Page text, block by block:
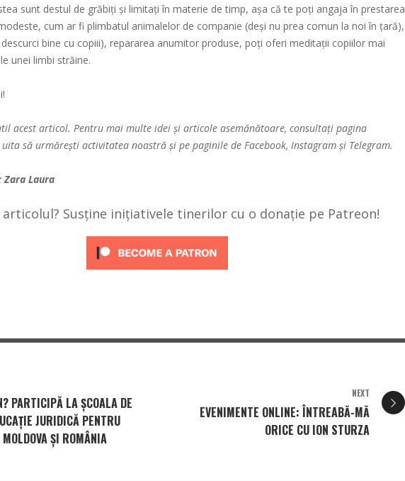
sunt destul de grăbiți și limitați în materie de timp, așa că te poți angaja în prestarea
cum ar fi plimbatul animalelor de companie (deși nu prea comun la noi în țară),
bine cu copiii), repararea anumitor produse, poți oferi meditații copiilor mai
unei limbi străine.
acest articol. Pentru mai multe idei și articole asemănătoare, consultați pagina
să urmărești activitatea noastră și pe paginile de Facebook, Instagram și Telegram.
Zara Laura
Susține inițiativele tinerilor cu o donație pe Patreon!
PARTICIPĂ LA ȘCOALA DE
JURIDICĂ PENTRU
ȘI ROMÂNIA
NEXT
EVENIMENTE ONLINE: ÎNTREABĂ-MĂ
ORICE CU ION STURZA